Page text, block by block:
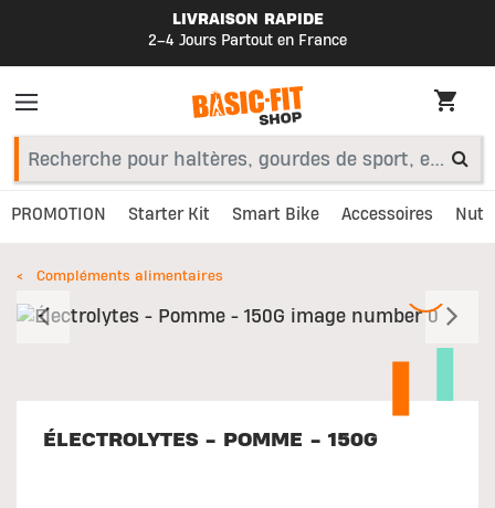
LIVRAISON RAPIDE
2–4 Jours Partout en France
PROMOTION Starter Kit Smart Bike Accessoires
Compléments alimentaires
Précédent
ÉLECTROLYTES - POMME - 150G